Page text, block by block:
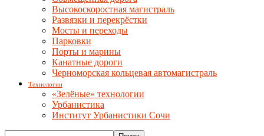
Высокоскоростная магистраль
Развязки и перекрёстки
Мосты и переходы
Парковки
Порты и марины
Канатные дороги
Черноморская кольцевая автомагистраль
Технологии
«Зелёные» технологии
Урбанистика
Институт Урбанистики Сочи